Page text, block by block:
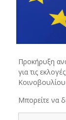
Προκήρυξη
για τις
Μπορείτε να